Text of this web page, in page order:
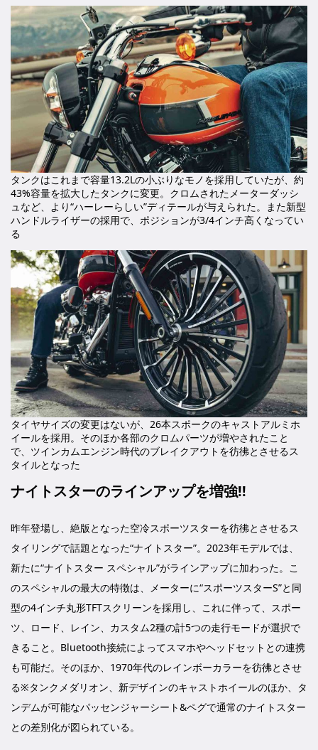
タンクはこれまで容量13.2Lの小ぶりなモノを採用していたが、約
43%容量を拡大したタンクに変更。クロムされたメーターダッシ
ュなど、より“ハーレーらしい”ディテールが与えられた。また新型
ハンドルライザーの採用で、ポジションが3/4インチ高くなってい
る
タイヤサイズの変更はないが、26本スポークのキャストアルミホ
イールを採用。そのほか各部のクロムパーツが増やされたこと
で、ツインカムエンジン時代のブレイクアウトを彷彿とさせるス
タイルとなった
ナイトスターのラインアップを増強!!
昨年登場し、絶版となった空冷スポーツスターを彷彿とさせるス
タイリングで話題となった“ナイトスター”。2023年モデルでは、
新たに“ナイトスター スペシャル”がラインアップに加わった。こ
のスペシャルの最大の特徴は、メーターに“スポーツスターS”と同
型の4インチ丸形TFTスクリーンを採用し、これに伴って、スポー
ツ、ロード、レイン、カスタム2種の計5つの走行モードが選択で
きること。Bluetooth接続によってスマホやヘッドセットとの連携
も可能だ。そのほか、1970年代のレインボーカラーを彷彿とさせ
る※タンクメダリオン、新デザインのキャストホイールのほか、タ
ンデムが可能なパッセンジャーシート&ペグで通常のナイトスター
との差別化が図られている。